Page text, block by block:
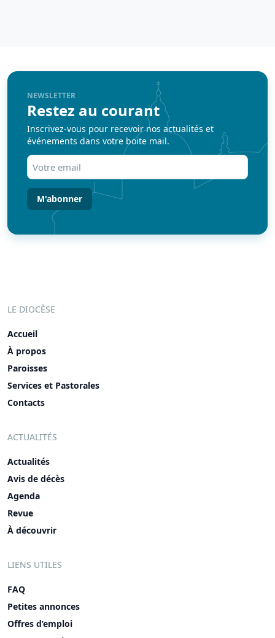
NEWSLETTER
Restez au courant
Inscrivez-vous pour recevoir nos actualités et
événements dans votre boite mail.
Votre
email
(Nécessaire)
LE DIOCÈSE
Accueil
À propos
Paroisses
Services et Pastorales
Contacts
ACTUALITÉS
Actualités
Avis de décès
Agenda
Revue
À découvrir
LIENS UTILES
FAQ
Petites annonces
Offres d’emploi